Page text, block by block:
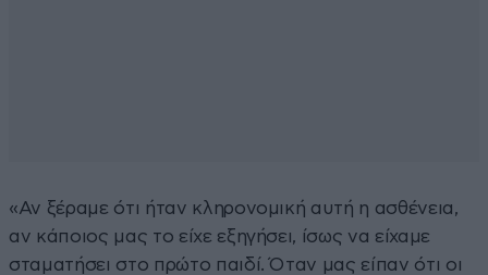
«Αν ξέραμε ότι ήταν κληρονομική αυτή η ασθένεια,
αν κάποιος μας το είχε εξηγήσει, ίσως να είχαμε
σταματήσει στο πρώτο παιδί. Όταν μας είπαν ότι οι